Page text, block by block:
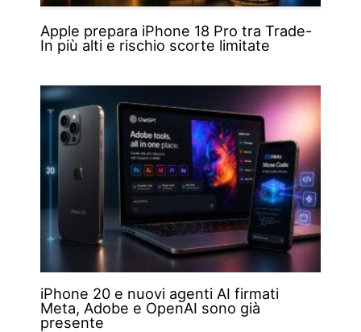
Apple prepara iPhone 18 Pro tra Trade-
In più alti e rischio scorte limitate
iPhone 20 e nuovi agenti AI firmati
Meta, Adobe e OpenAI sono già
presente